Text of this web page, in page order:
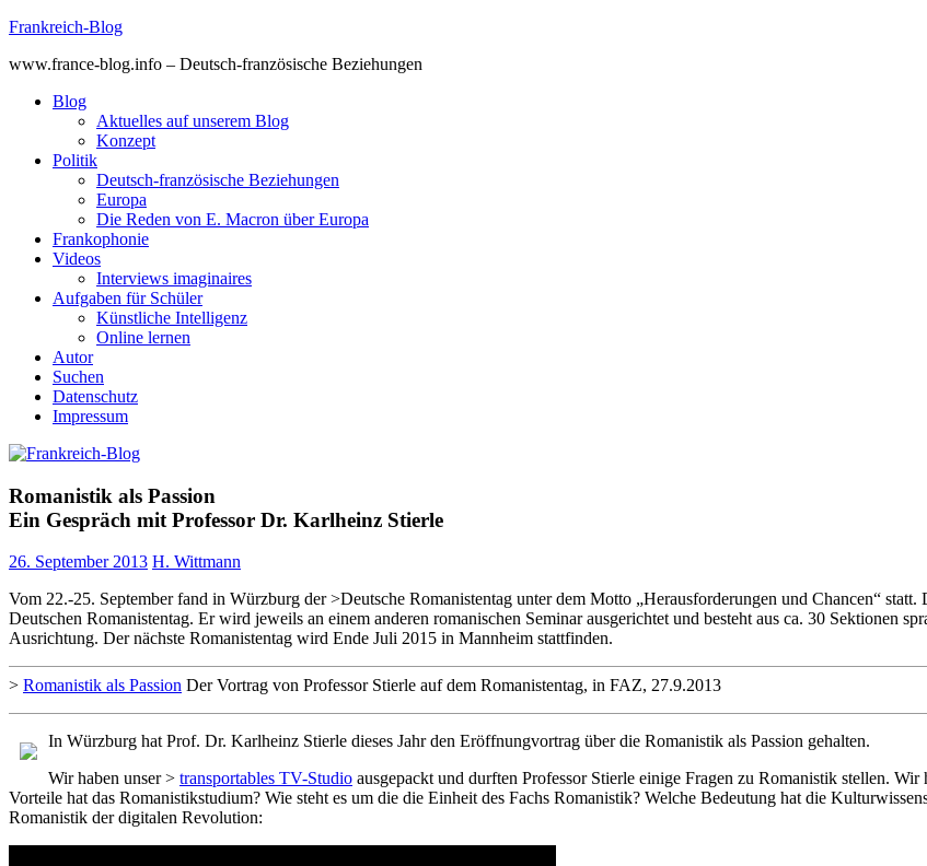
Skip
content
Frankreich-Blog
www.france-blog.info – Deutsch-französische Beziehungen
Blog
Aktuelles auf unserem Blog
Konzept
Politik
Deutsch-französische Beziehungen
Europa
Die Reden von E. Macron über Europa
Frankophonie
Videos
Interviews imaginaires
Aufgaben für Schüler
Künstliche Intelligenz
Online lernen
Autor
Suchen
Datenschutz
Impressum
Romanistik als Passion
Ein Gespräch mit Professor Dr. Karlheinz Stierle
26. September 2013 H. Wittmann
Vom 22.-25. September fand in Würzburg der >Deutsche Romanistentag unter dem Motto „Herausforderungen und Chancen“ statt.
Deutschen Romanistentag. Er wird jeweils an einem anderen romanischen Seminar ausgerichtet und besteht aus ca. 30 Sektionen
Ausrichtung. Der nächste Romanistentag wird Ende Juli 2015 in Mannheim stattfinden.
> Romanistik als Passion Der Vortrag von Professor Stierle auf dem Romanistentag, in FAZ, 27.9.2013
In Würzburg hat Prof. Dr. Karlheinz Stierle dieses Jahr den Eröffnungvortrag über die Romanistik als Passion gehalten.
Wir haben unser > transportables TV-Studio ausgepackt und durften Professor Stierle einige Fragen zu Romanistik stellen.
Vorteile hat das Romanistikstudium? Wie steht es um die die Einheit des Fachs Romanistik? Welche Bedeutung hat die
Romanistik der digitalen Revolution: